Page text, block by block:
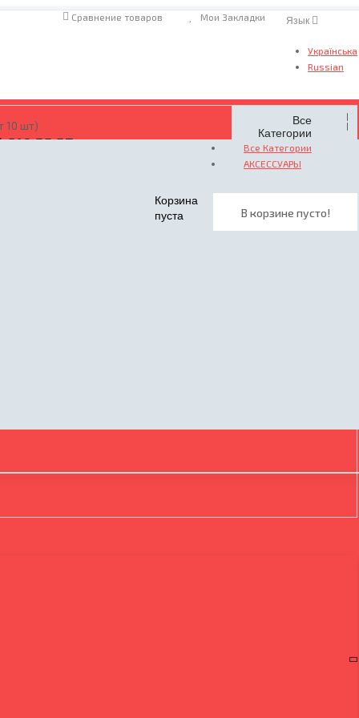
Язык
Українська
Russian
Мои Закладки
Сравнение товаров
10 шт)
810 23 37
Корзина
пуста
В корзине пусто!
Все
Категории
Все Категории
АКСЕССУАРЫ